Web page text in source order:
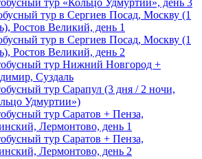
тур «Кольцо Удмуртии», день 3
тур в Сергиев Посад, Москву (1
Ростов Великий, день 1
тур в Сергиев Посад, Москву (1
Ростов Великий, день 2
тур Нижний Новгород +
Суздаль
тур Сарапул (3 дня / 2 ночи,
Удмуртии»)
тур Саратов + Пенза,
Лермонтово, день 1
тур Саратов + Пенза,
Лермонтово, день 2